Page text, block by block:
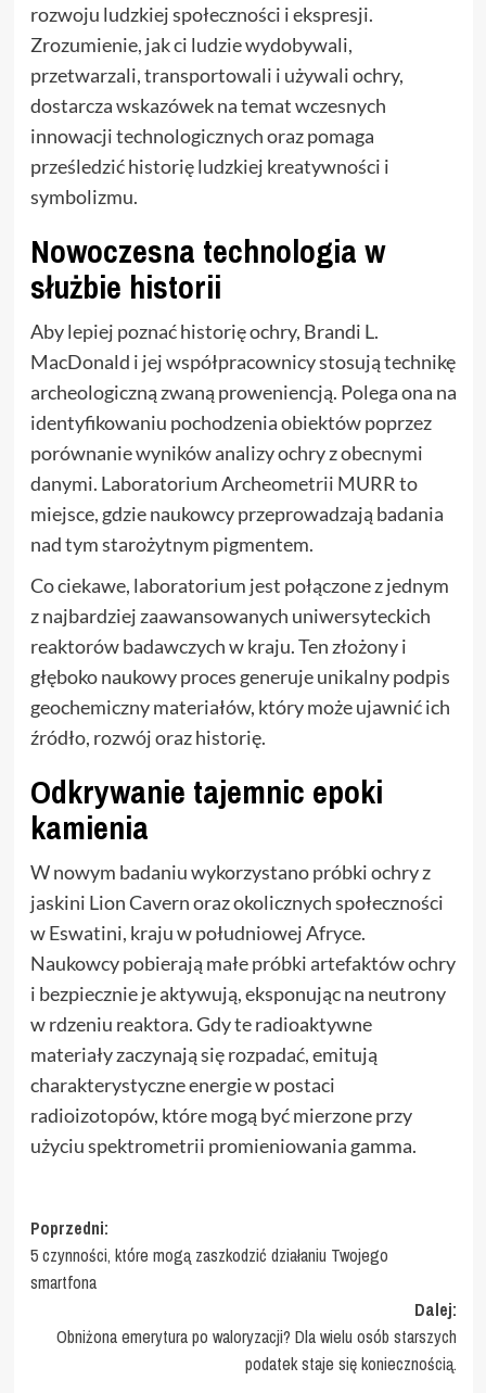
rozwoju ludzkiej społeczności i ekspresji.
Zrozumienie, jak ci ludzie wydobywali,
przetwarzali, transportowali i używali ochry,
dostarcza wskazówek na temat wczesnych
innowacji technologicznych oraz pomaga
prześledzić historię ludzkiej kreatywności i
symbolizmu.
Nowoczesna technologia w
służbie historii
Aby lepiej poznać historię ochry, Brandi L.
MacDonald i jej współpracownicy stosują technikę
archeologiczną zwaną proweniencją. Polega ona na
identyfikowaniu pochodzenia obiektów poprzez
porównanie wyników analizy ochry z obecnymi
danymi. Laboratorium Archeometrii MURR to
miejsce, gdzie naukowcy przeprowadzają badania
nad tym starożytnym pigmentem.
Co ciekawe, laboratorium jest połączone z jednym
z najbardziej zaawansowanych uniwersyteckich
reaktorów badawczych w kraju. Ten złożony i
głęboko naukowy proces generuje unikalny podpis
geochemiczny materiałów, który może ujawnić ich
źródło, rozwój oraz historię.
Odkrywanie tajemnic epoki
kamienia
W nowym badaniu wykorzystano próbki ochry z
jaskini Lion Cavern oraz okolicznych społeczności
w Eswatini, kraju w południowej Afryce.
Naukowcy pobierają małe próbki artefaktów ochry
i bezpiecznie je aktywują, eksponując na neutrony
w rdzeniu reaktora. Gdy te radioaktywne
materiały zaczynają się rozpadać, emitują
charakterystyczne energie w postaci
radioizotopów, które mogą być mierzone przy
użyciu spektrometrii promieniowania gamma.
Zobacz
wpisy
Poprzedni:
5 czynności, które mogą zaszkodzić działaniu Twojego
smartfona
Dalej:
Obniżona emerytura po waloryzacji? Dla wielu osób starszych
podatek staje się koniecznością.